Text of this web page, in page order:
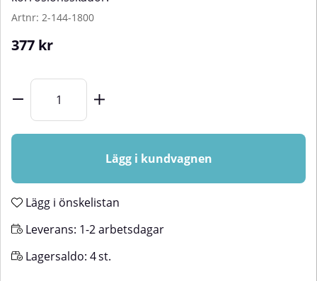
Artnr: 2-144-1800
377 kr
Lägg i kundvagnen
Lägg i önskelistan
Leverans: 1-2 arbetsdagar
Lagersaldo: 4st.